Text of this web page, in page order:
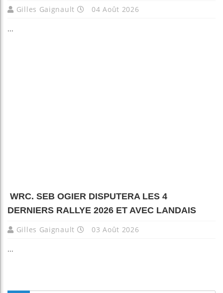
Gilles Gaignault 04 Août 2026
...
WRC. SEB OGIER DISPUTERA LES 4
DERNIERS RALLYE 2026 ET AVEC LANDAIS
Gilles Gaignault 03 Août 2026
...